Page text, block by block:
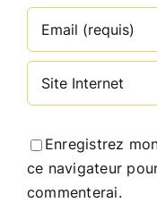
Enregistrez
ce navigateur
commenterai.